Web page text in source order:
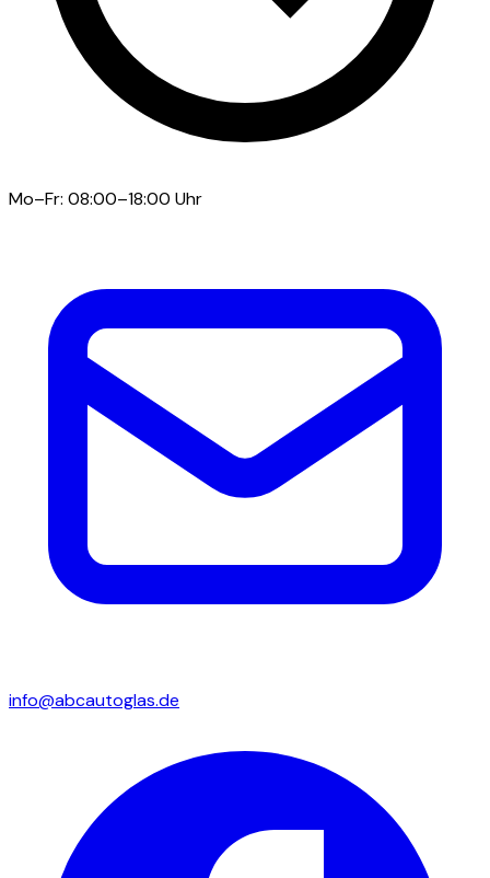
Mo–Fr: 08:00–18:00 Uhr
info@abcautoglas.de